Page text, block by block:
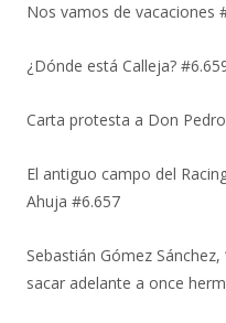
Nos vamos de vacaciones
¿Dónde está Calleja?
Carta protesta a Don
El antiguo campo del
Ahuja #6.657
Sebastián Gómez Sánchez,
sacar adelante a once